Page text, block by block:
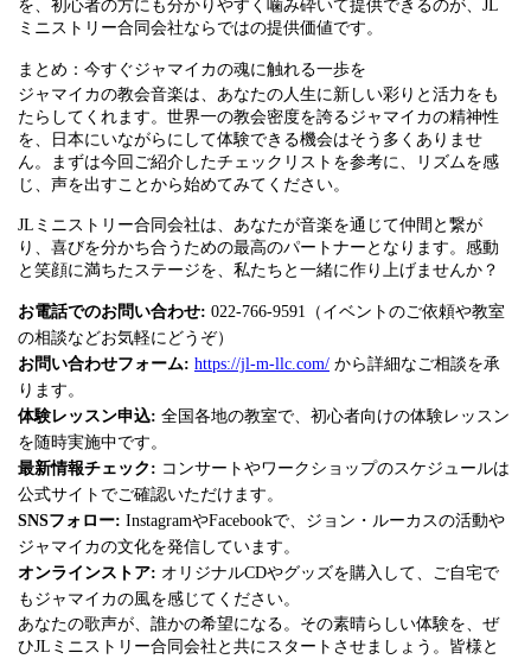
を、初心者の方にも分かりやすく噛み砕いて提供できるのが、JL
ミニストリー合同会社ならではの提供価値です。
まとめ：今すぐジャマイカの魂に触れる一歩を
ジャマイカの教会音楽は、あなたの人生に新しい彩りと活力をも
たらしてくれます。世界一の教会密度を誇るジャマイカの精神性
を、日本にいながらにして体験できる機会はそう多くありませ
ん。まずは今回ご紹介したチェックリストを参考に、リズムを感
じ、声を出すことから始めてみてください。
JLミニストリー合同会社は、あなたが音楽を通じて仲間と繋が
り、喜びを分かち合うための最高のパートナーとなります。感動
と笑顔に満ちたステージを、私たちと一緒に作り上げませんか？
お電話でのお問い合わせ: 022-766-9591（イベントのご依頼や教室
の相談などお気軽にどうぞ）
お問い合わせフォーム: https://jl-m-llc.com/ から詳細なご相談を承
ります。
体験レッスン申込: 全国各地の教室で、初心者向けの体験レッスン
を随時実施中です。
最新情報チェック: コンサートやワークショップのスケジュールは
公式サイトでご確認いただけます。
SNSフォロー: InstagramやFacebookで、ジョン・ルーカスの活動や
ジャマイカの文化を発信しています。
オンラインストア: オリジナルCDやグッズを購入して、ご自宅で
もジャマイカの風を感じてください。
あなたの歌声が、誰かの希望になる。その素晴らしい体験を、ぜ
ひJLミニストリー合同会社と共にスタートさせましょう。皆様と